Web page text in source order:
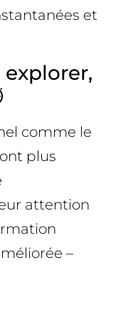
et
comme le
plus
attention
–